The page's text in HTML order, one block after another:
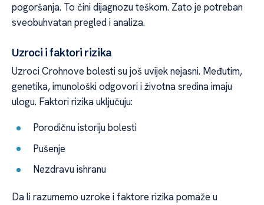
pogoršanja. To čini dijagnozu teškom. Zato je potreban
sveobuhvatan pregled i analiza.
Uzroci i faktori rizika
Uzroci Crohnove bolesti su još uvijek nejasni. Međutim,
genetika, imunološki odgovori i životna sredina imaju
ulogu. Faktori rizika uključuju:
Porodičnu istoriju bolesti
Pušenje
Nezdravu ishranu
Da li razumemo uzroke i faktore rizika pomaže u